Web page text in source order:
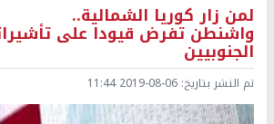
لمن زار كوريا الشمالية..
واشنطن تفرض قيودا على
الجنوبيين
تم النشر بتاريخ: 2019-08-06 11:44